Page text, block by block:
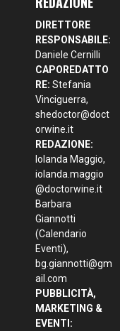
DIRETTORE
RESPONSABILE:
Daniele Cernilli
CAPOREDATTO
RE: Stefania
Vinciguerra,
shedoctor@doct
orwine.it
REDAZIONE:
Iolanda Maggio,
iolanda.maggio
@doctorwine.it
Barbara
Giannotti
(Calendario
Eventi),
bg.giannotti@gm
ail.com
PUBBLICITÀ,
MARKETING &
EVENTI: